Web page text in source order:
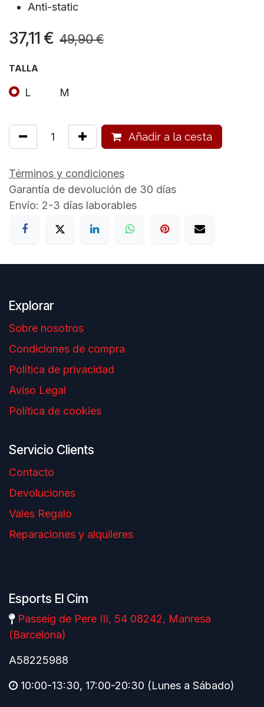
Anti-static
37,11 € 49,90€
TALLA
L M
Añadir a la cesta
Términos y condiciones
Garantía de devolución de 30 días
Envío: 2-3 días laborables
Explorar
Sobre nosotros
Condiciones de compra
Política de privacidad
Aviso Legal
Política de cookies
Servicio Clients
Contacto
Devoluciones
Vales Regalo
Reparaciones y alquileres
Esports El Cim
Passeig de Pere III, 54 08242, Manresa
(Barcelona)
A58225988
10:00-13:30, 17:00-20:30 (Lunes a Sábado)